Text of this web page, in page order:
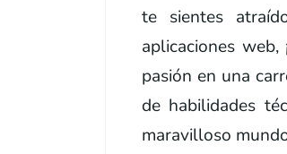
te sientes
aplicaciones
pasión en una
de habilidades
maravilloso